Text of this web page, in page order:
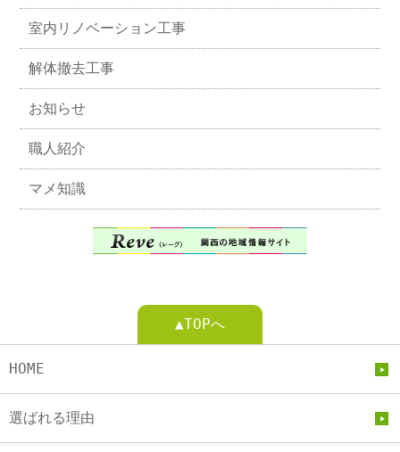
室内リノベーション工事
解体撤去工事
お知らせ
職人紹介
マメ知識
▲TOPへ
HOME
選ばれる理由